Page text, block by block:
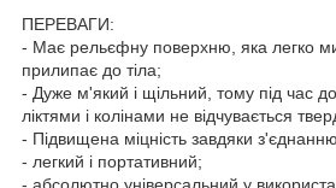
ПЕРЕВАГИ:
- Має рельєфну поверхню, яка легко
прилипає до тіла;
- Дуже м'який і щільний, тому під час
ліктями і колінами не відчувається
- Підвищена міцність завдяки
- легкий і портативний;
- абсолютно універсальний у